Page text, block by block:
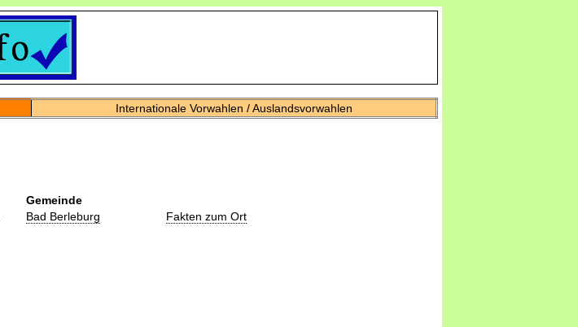
Internationale Vorwahlen / Auslandsvorwahlen
Gemeinde
Bad Berleburg Fakten zum Ort